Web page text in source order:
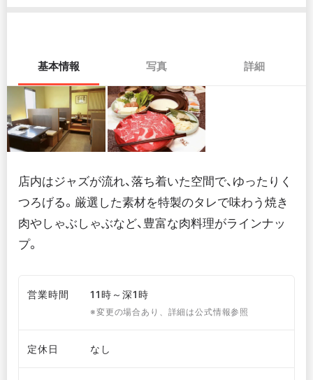
基本情報 写真 詳細
店内はジャズが流れ、落ち着いた空間で、ゆったりく
つろげる。厳選した素材を特製のタレで味わう焼き
肉やしゃぶしゃぶなど、豊富な肉料理がラインナッ
プ。
営業時間 11時～深1時
※変更の場合あり、詳細は公式情報参照
定休日 なし